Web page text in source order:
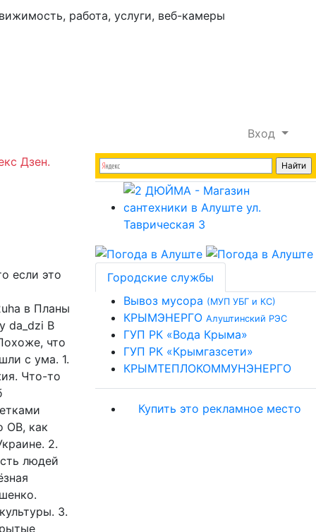
Вход
Дзен.
если это
в Планы
da_dzi В
что
с ума. 1.
Что-то
ОВ, как
2.
людей
3.
Городские службы
Вывоз мусора (МУП УБГ и КС)
КРЫМЭНЕРГО Алуштинский РЭС
ГУП РК «Вода Крыма»
ГУП РК «Крымгазсети»
КРЫМТЕПЛОКОММУНЭНЕРГО
Купить это рекламное место